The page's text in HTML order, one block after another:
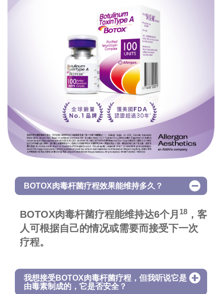
BOTOX肉毒杆菌疗程效果能维持多久？
BOTOX肉毒杆菌疗程能维持达6个月 18 ，客
人可根据自己的情况或需要而接受下一次
疗程。
我想接受BOTOX肉毒杆菌疗程，但我听说它是
由毒素制成的，它是否安全？